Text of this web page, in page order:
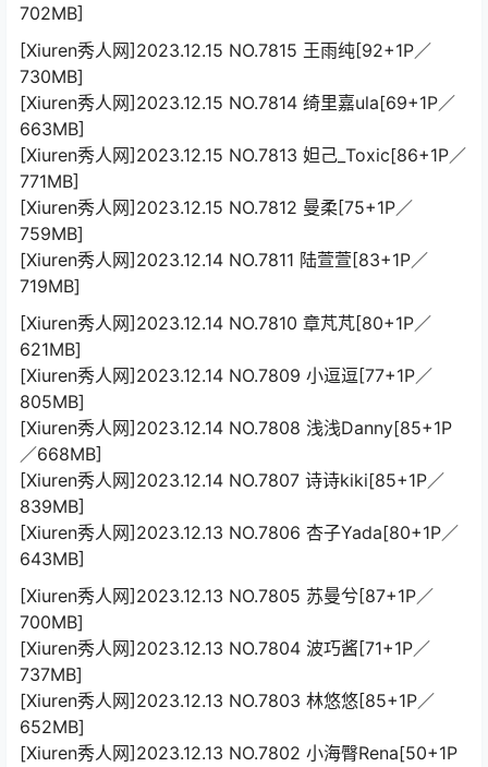
702MB]
[Xiuren秀人网]2023.12.15 NO.7815 王雨纯[92+1P／
730MB]
[Xiuren秀人网]2023.12.15 NO.7814 绮里嘉ula[69+1P／
663MB]
[Xiuren秀人网]2023.12.15 NO.7813 妲己_Toxic[86+1P／
771MB]
[Xiuren秀人网]2023.12.15 NO.7812 曼柔[75+1P／
759MB]
[Xiuren秀人网]2023.12.14 NO.7811 陆萱萱[83+1P／
719MB]
[Xiuren秀人网]2023.12.14 NO.7810 章芃芃[80+1P／
621MB]
[Xiuren秀人网]2023.12.14 NO.7809 小逗逗[77+1P／
805MB]
[Xiuren秀人网]2023.12.14 NO.7808 浅浅Danny[85+1P
／668MB]
[Xiuren秀人网]2023.12.14 NO.7807 诗诗kiki[85+1P／
839MB]
[Xiuren秀人网]2023.12.13 NO.7806 杏子Yada[80+1P／
643MB]
[Xiuren秀人网]2023.12.13 NO.7805 苏曼兮[87+1P／
700MB]
[Xiuren秀人网]2023.12.13 NO.7804 波巧酱[71+1P／
737MB]
[Xiuren秀人网]2023.12.13 NO.7803 林悠悠[85+1P／
652MB]
[Xiuren秀人网]2023.12.13 NO.7802 小海臀Rena[50+1P